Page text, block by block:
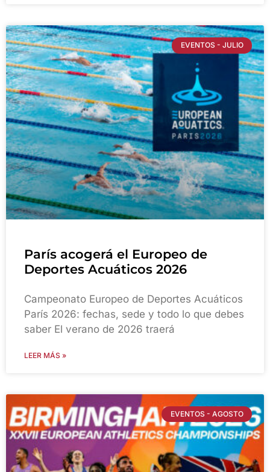
EVENTOS - JULIO
París acogerá el Europeo de
Deportes Acuáticos 2026
Campeonato Europeo de Deportes Acuáticos
París 2026: fechas, sede y todo lo que debes
saber El verano de 2026 traerá
LEER MÁS »
EVENTOS - AGOSTO